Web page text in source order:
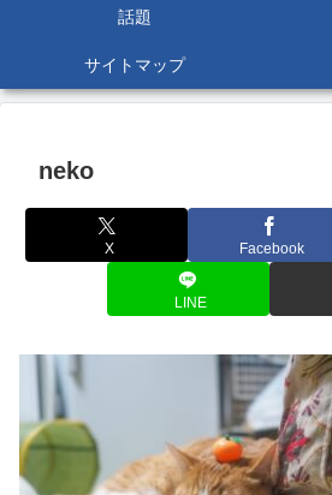
話題
サイトマップ
neko
X Facebook
LINE